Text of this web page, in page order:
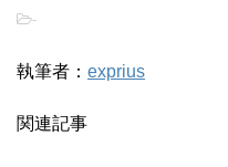
-
執筆者： exprius
関連記事